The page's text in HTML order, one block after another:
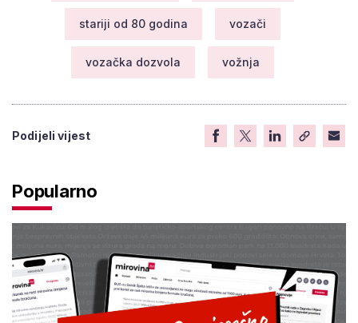
stariji od 80 godina vozači
vozačka dozvola vožnja
Podijeli vijest
Popularno